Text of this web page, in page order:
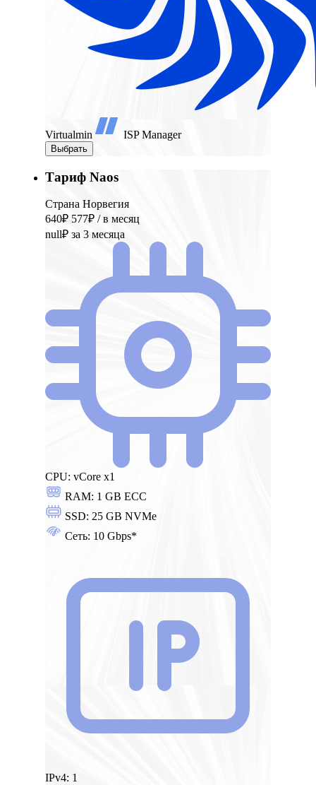
Virtualmin ISP Manager
Выбрать
Тариф Naos
Страна Норвегия
640₽ 577₽ / в месяц
null₽ за 3 месяца
CPU: vCore x1
RAM: 1 GB ECC
SSD: 25 GB NVMe
Сеть: 10 Gbps*
IPv4: 1